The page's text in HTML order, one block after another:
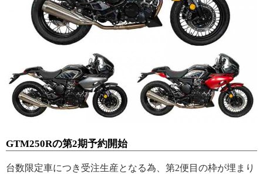
GTM250Rの第2期予約開始
台数限定車につき受注生産となる為、第2便目の枠が埋まり